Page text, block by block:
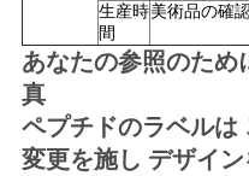
ー
ス
生産時
間
美術品の確
あなたの参照のため
真
ペプチドのラベルは
変更を施し デザイ